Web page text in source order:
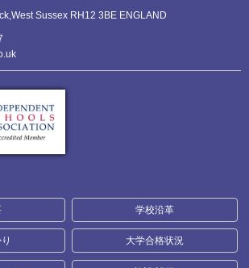
West Sussex RH12 3BE ENGLAND
学校沿革
大学合格状況